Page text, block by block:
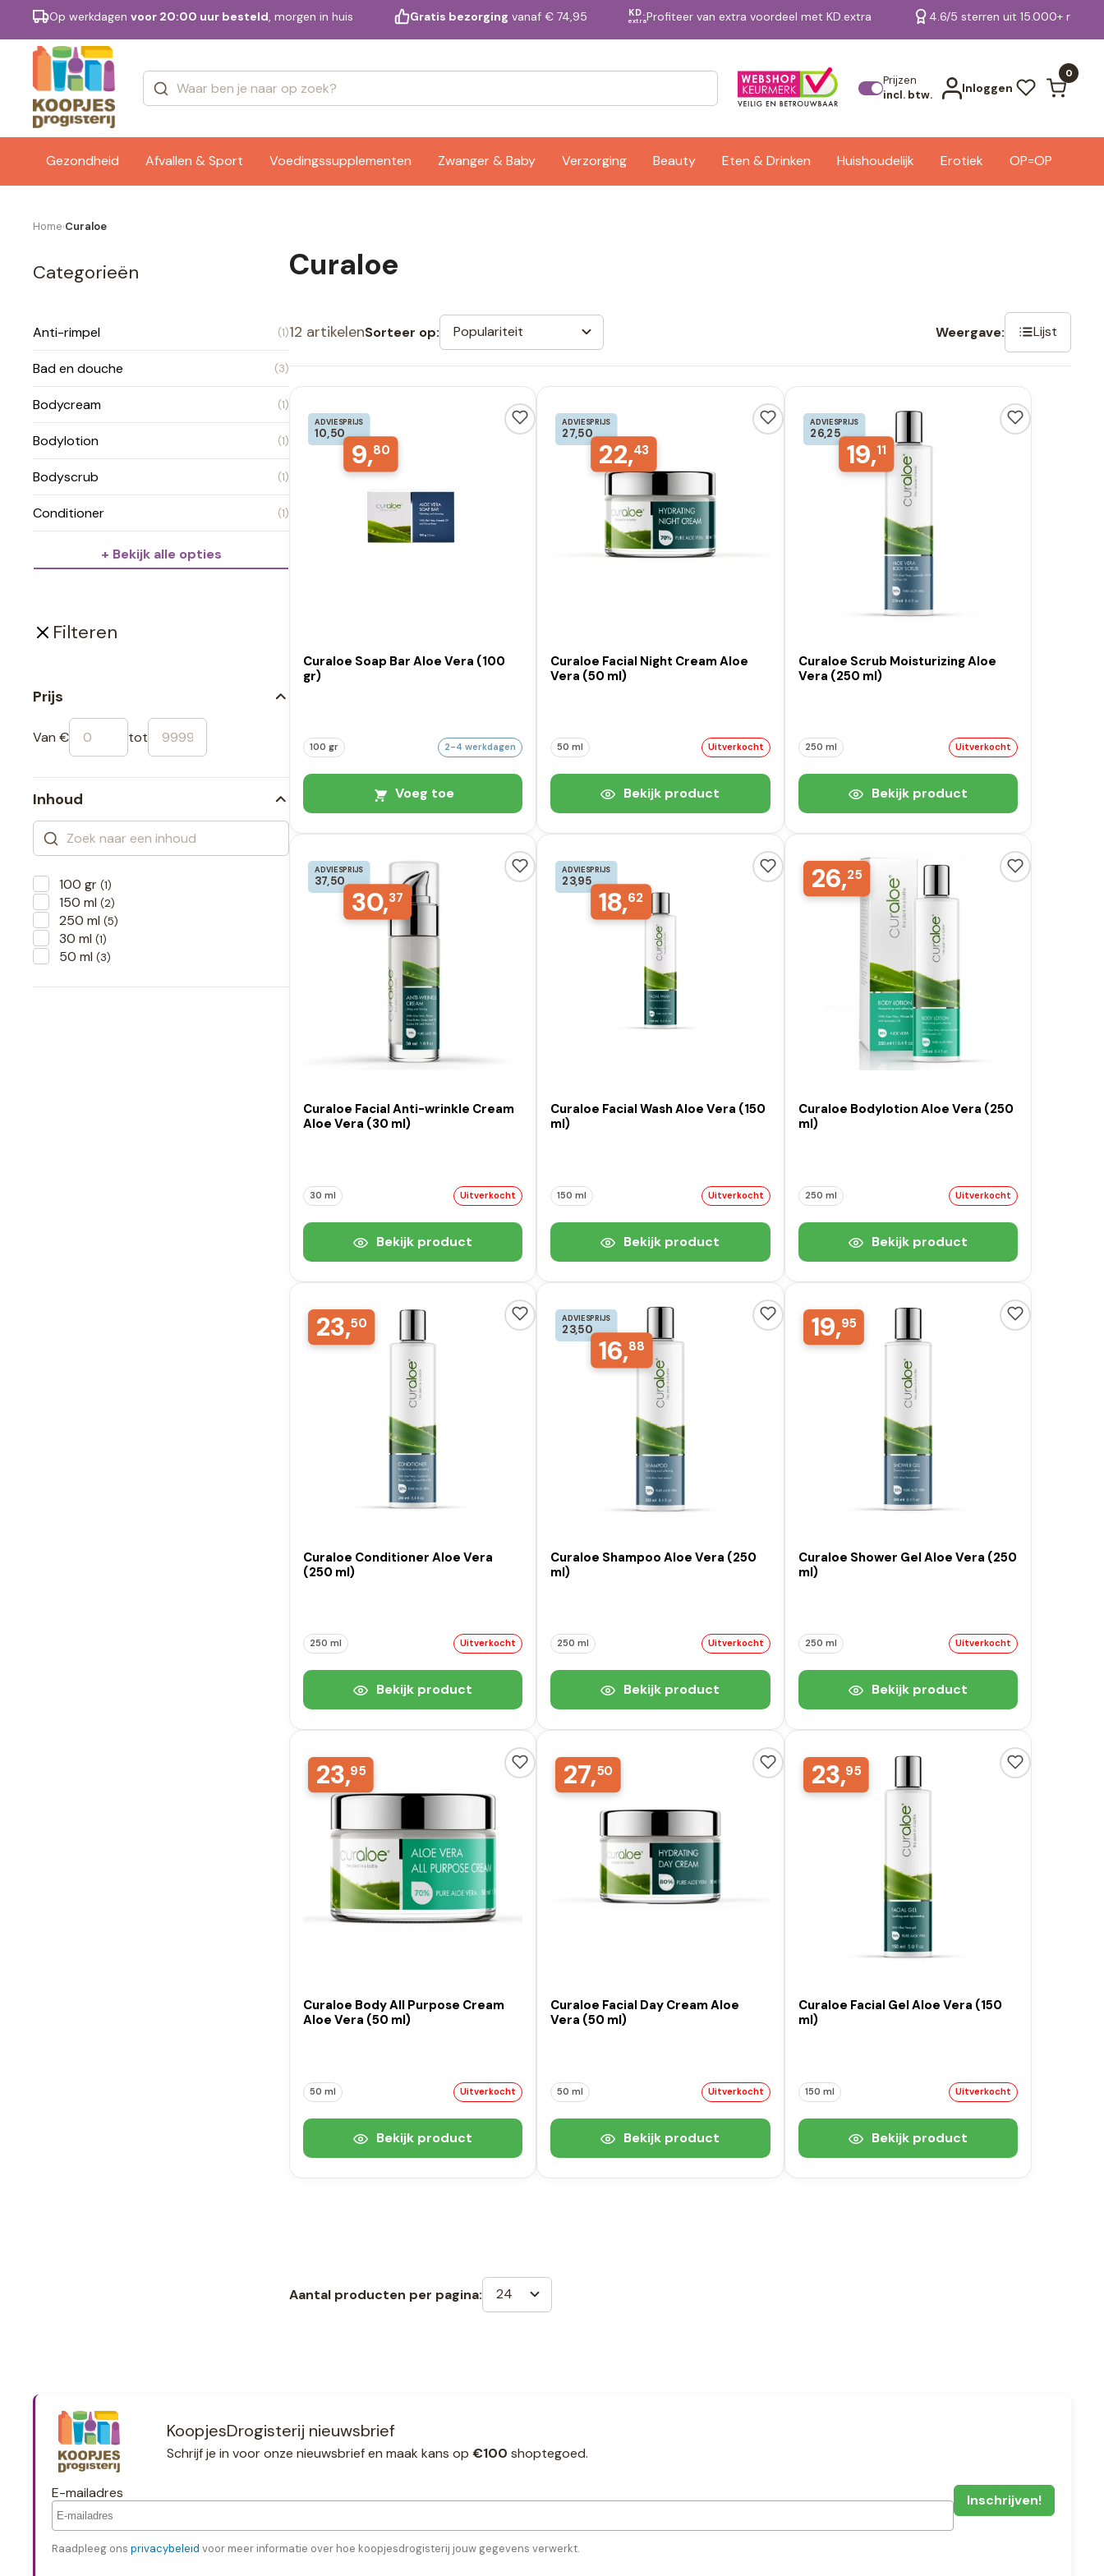
Op werkdagen voor 20:00 uur besteld, morgen in huis Gratis bezorging vanaf € 74,95 KD.
extraProfiteer van extra voordeel met KD.extra 4.6/5 sterren uit 15.000+
Prijzen
incl. btw.
Inloggen
0
Gezondheid Afvallen & Sport Voedingssupplementen Zwanger & Baby Verzorging Beauty Eten & Drinken Huishoudelijk Erotiek OP=OP
Merken Bekijk alle resultaten
Home›Curaloe
Categorieën
Anti-rimpel (1)
Bad en douche (3)
Bodycream (1)
Bodylotion (1)
Bodyscrub (1)
Conditioner (1)
+ Bekijk alle opties
Filteren
Prijs
Van € tot
Inhoud
100 gr (1)
150 ml (2)
250 ml (5)
30 ml (1)
50 ml (3)
Curaloe
12 artikelenSorteer op: Populariteit Weergave: Lijst
ADVIESPRIJS
10,50
9,80
Curaloe Soap Bar Aloe Vera (100
gr)
100 gr 2-4 werkdagen
Voeg toe
ADVIESPRIJS
27,50
22,43
Curaloe Facial Night Cream Aloe
Vera (50 ml)
50 ml Uitverkocht
Bekijk product
ADVIESPRIJS
26,25
19,11
Curaloe Scrub Moisturizing Aloe
Vera (250 ml)
250 ml Uitverkocht
Bekijk product
ADVIESPRIJS
37,50
30,37
Curaloe Facial Anti-wrinkle Cream
Aloe Vera (30 ml)
30 ml Uitverkocht
Bekijk product
ADVIESPRIJS
23,95
18,62
Curaloe Facial Wash Aloe Vera (150
ml)
150 ml Uitverkocht
Bekijk product
26,25
Curaloe Bodylotion Aloe Vera (250
ml)
250 ml Uitverkocht
Bekijk product
23,50
Curaloe Conditioner Aloe Vera
(250 ml)
250 ml Uitverkocht
Bekijk product
ADVIESPRIJS
23,50
16,88
Curaloe Shampoo Aloe Vera (250
ml)
250 ml Uitverkocht
Bekijk product
19,95
Curaloe Shower Gel Aloe Vera (250
ml)
250 ml Uitverkocht
Bekijk product
23,95
Curaloe Body All Purpose Cream
Aloe Vera (50 ml)
50 ml Uitverkocht
Bekijk product
27,50
Curaloe Facial Day Cream Aloe
Vera (50 ml)
50 ml Uitverkocht
Bekijk product
23,95
Curaloe Facial Gel Aloe Vera (150
ml)
150 ml Uitverkocht
Bekijk product
Aantal producten per pagina: 24
KoopjesDrogisterij nieuwsbrief
Schrijf je in voor onze nieuwsbrief en maak kans op €100 shoptegoed.
E-mailadres
Raadpleeg ons privacybeleid voor meer informatie over hoe koopjesdrogisterij jouw gegevens verwerkt.